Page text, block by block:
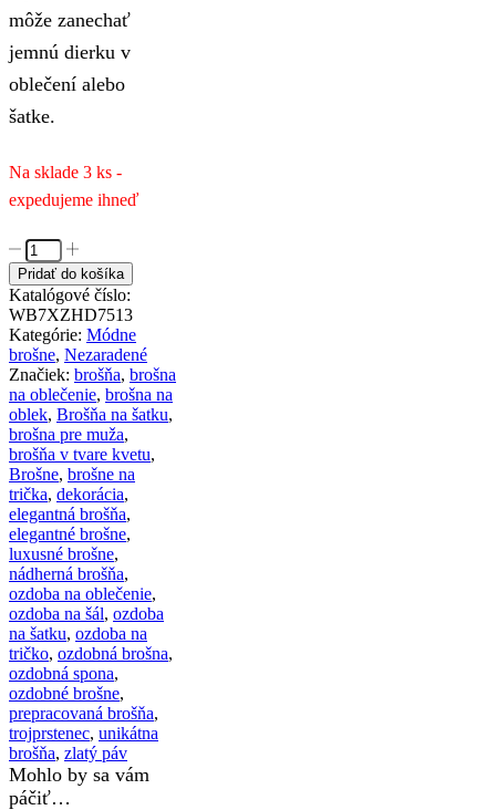
môže zanechať
jemnú dierku v
oblečení alebo
šatke.
Na sklade 3 ks -
expedujeme ihneď
množstvo
Elegantná
brošňa
v
tvare
labute
s
farebnými
kryštálikmi
Pridať do košíka
Katalógové číslo:
WB7XZHD7513
Kategórie: Módne
brošne, Nezaradené
Značiek: brošňa, brošna
na oblečenie, brošna na
oblek, Brošňa na šatku,
brošna pre muža,
brošňa v tvare kvetu,
Brošne, brošne na
trička, dekorácia,
elegantná brošňa,
elegantné brošne,
luxusné brošne,
nádherná brošňa,
ozdoba na oblečenie,
ozdoba na šál, ozdoba
na šatku, ozdoba na
tričko, ozdobná brošna,
ozdobná spona,
ozdobné brošne,
prepracovaná brošňa,
trojprstenec, unikátna
brošňa, zlatý páv
Mohlo by sa vám
páčiť…